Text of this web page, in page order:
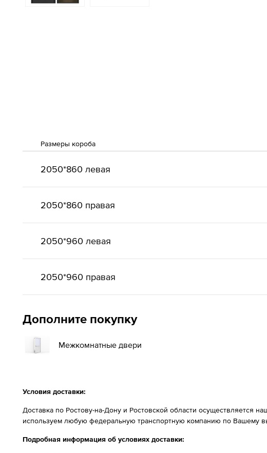
Размеры короба
2050*860 левая
2050*860 правая
2050*960 левая
2050*960 правая
Дополните покупку
Межкомнатные двери
Условия доставки:
Доставка по Ростову-на-Дону и Ростовской области осуществляется
используем любую федеральную транспортную компанию по Вашему
Подробная информация об условиях доставки: